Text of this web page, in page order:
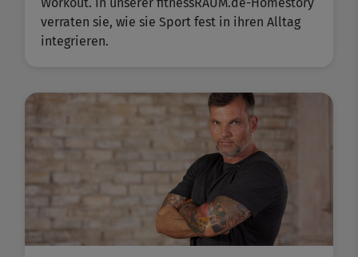
verraten sie, wie sie Sport fest in ihren Alltag
integrieren.